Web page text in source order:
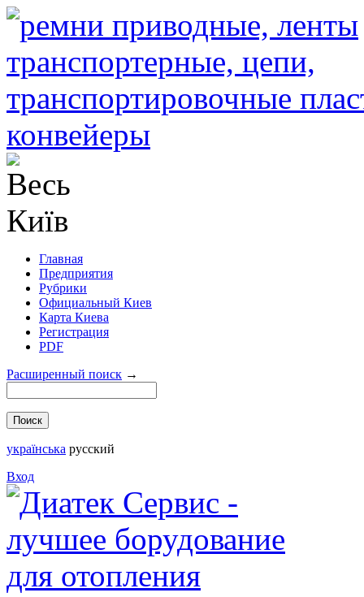
Главная
Предприятия
Рубрики
Официальный Киев
Карта Киева
Регистрация
PDF
Расширенный поиск →
українська русский
Вход